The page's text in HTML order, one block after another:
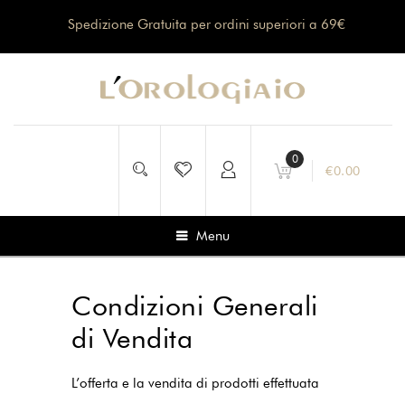
Spedizione Gratuita per ordini superiori a 69€
0
€0.00
Menu
Condizioni Generali
di Vendita
L’offerta e la vendita di prodotti effettuata